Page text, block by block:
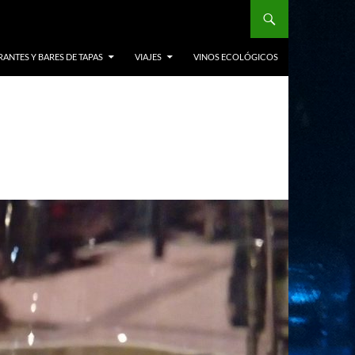
Y BARES DE TAPAS VIAJES VINOS ECOLÓGICOS